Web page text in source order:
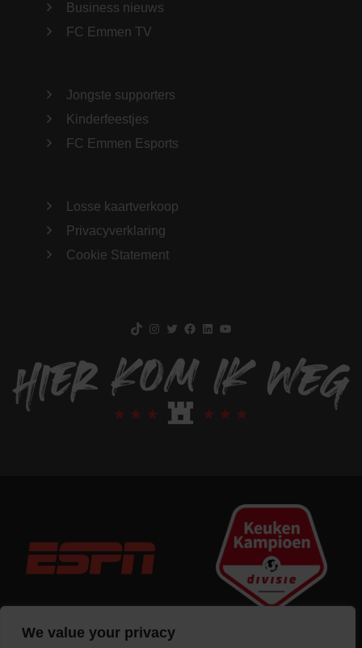
We value your privacy
Business nieuws
FC Emmen TV
Jongste supporters
Kinderfeestjes
FC Emmen Esports
Losse kaartverkoop
Privacyverklaring
Cookie Statement